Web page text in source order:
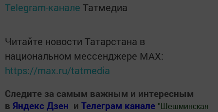
Telegram-канале Татмедиа
Читайте новости Татарстана в
национальном мессенджере MАХ:
https://max.ru/tatmedia
Следите за самым важным и интересным
в Яндекс Дзен и Телеграм канале " Шешминская